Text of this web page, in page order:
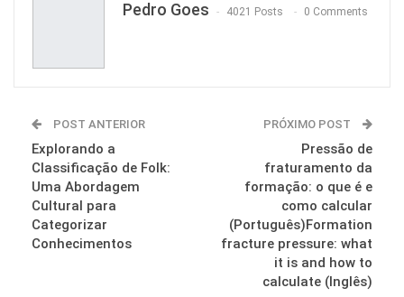
Pedro Goes 4021 Posts 0 Comments
POST ANTERIOR
Explorando a
Classificação de Folk:
Uma Abordagem
Cultural para
Categorizar
Conhecimentos
PRÓXIMO POST
Pressão de
fraturamento da
formação: o que é e
como calcular
(Português)Formation
fracture pressure: what
it is and how to
calculate (Inglês)